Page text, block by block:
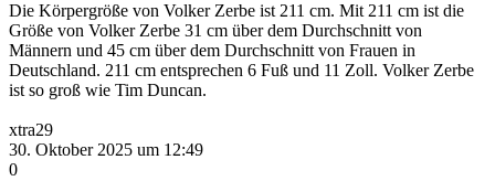
Die Körpergröße von Volker Zerbe ist 211 cm. Mit 211 cm ist die
Größe von Volker Zerbe 31 cm über dem Durchschnitt von
Männern und 45 cm über dem Durchschnitt von Frauen in
Deutschland. 211 cm entsprechen 6 Fuß und 11 Zoll. Volker Zerbe
ist so groß wie Tim Duncan.
xtra29
30. Oktober 2025 um 12:49
0